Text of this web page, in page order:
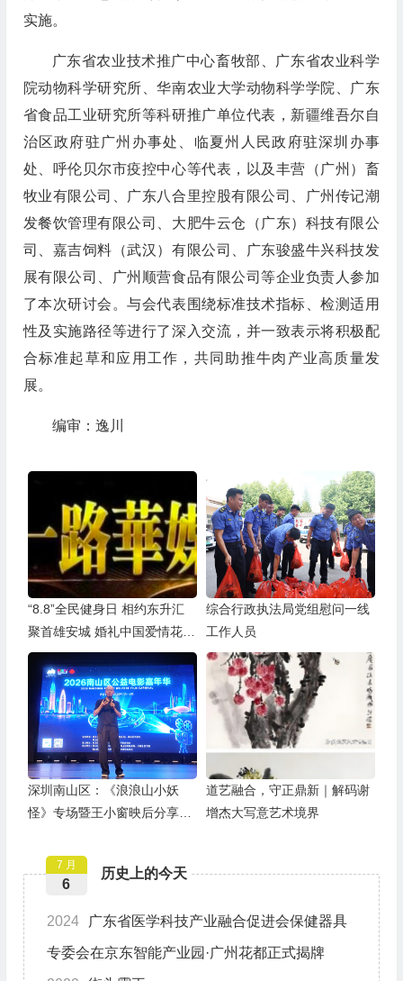
实施。
广东省农业技术推广中心畜牧部、广东省农业科学
院动物科学研究所、华南农业大学动物科学学院、广东
省食品工业研究所等科研推广单位代表，新疆维吾尔自
治区政府驻广州办事处、临夏州人民政府驻深圳办事
处、呼伦贝尔市疫控中心等代表，以及丰营（广州）畜
牧业有限公司、广东八合里控股有限公司、广州传记潮
发餐饮管理有限公司、大肥牛云仓（广东）科技有限公
司、嘉吉饲料（武汉）有限公司、广东骏盛牛兴科技发
展有限公司、广州顺营食品有限公司等企业负责人参加
了本次研讨会。与会代表围绕标准技术指标、检测适用
性及实施路径等进行了深入交流，并一致表示将积极配
合标准起草和应用工作，共同助推牛肉产业高质量发
展。
编审：逸川
“8.8”全民健身日 相约东升汇
聚首雄安城 婚礼中国爱情花开
全球
综合行政执法局党组慰问一线
工作人员
深圳南山区：《浪浪山小妖
怪》专场暨王小窗映后分享会
道艺融合，守正鼎新｜解码谢
增杰大写意艺术境界
历史上的今天
7 月
6
2024 广东省医学科技产业融合促进会保健器具
专委会在京东智能产业园·广州花都正式揭牌